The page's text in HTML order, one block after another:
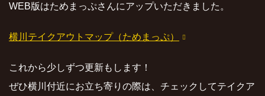
WEB版はためまっぷさんにアップいただきました。
横川テイクアウトマップ（ためまっぷ）
これから少しずつ更新もします！
ぜひ横川付近にお立ち寄りの際は、チェックしてテイクア